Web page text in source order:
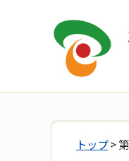
トップ>